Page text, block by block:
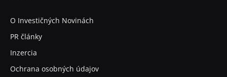
O Investičných Novinách
PR články
Inzercia
Ochrana osobných údajov